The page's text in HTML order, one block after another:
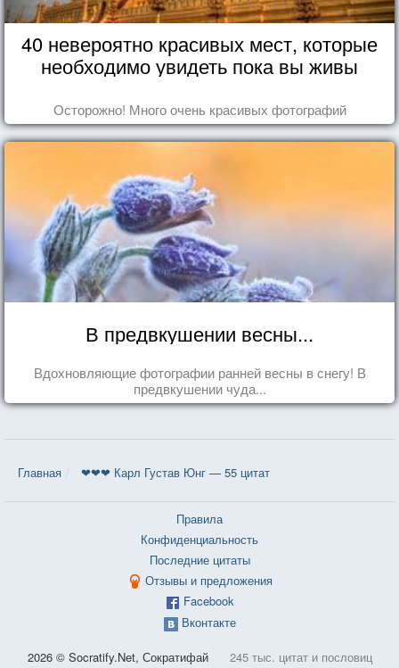
40 невероятно красивых мест, которые
необходимо увидеть пока вы живы
Осторожно! Много очень красивых фотографий
В предвкушении весны...
Вдохновляющие фотографии ранней весны в снегу! В
предвкушении чуда...
Главная ❤❤❤ Карл Густав Юнг — 55 цитат
Правила
Конфиденциальность
Последние цитаты
Отзывы и предложения
Facebook
Вконтакте
2026 © Socratify.Net, Сократифай 245 тыс. цитат и пословиц